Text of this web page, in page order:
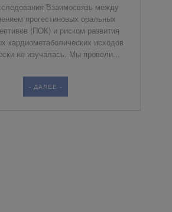
Взаимосвязь между
прогестиновых оральных
(ПОК) и риском развития
кардиометаболических исходов
не изучалась. Мы провели...
- ДАЛЕЕ -